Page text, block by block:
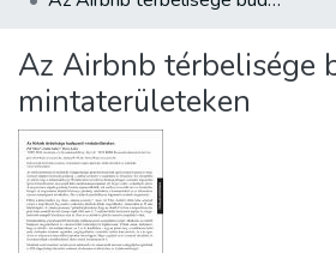
Az Airbnb térbelisége
mintaterületeken